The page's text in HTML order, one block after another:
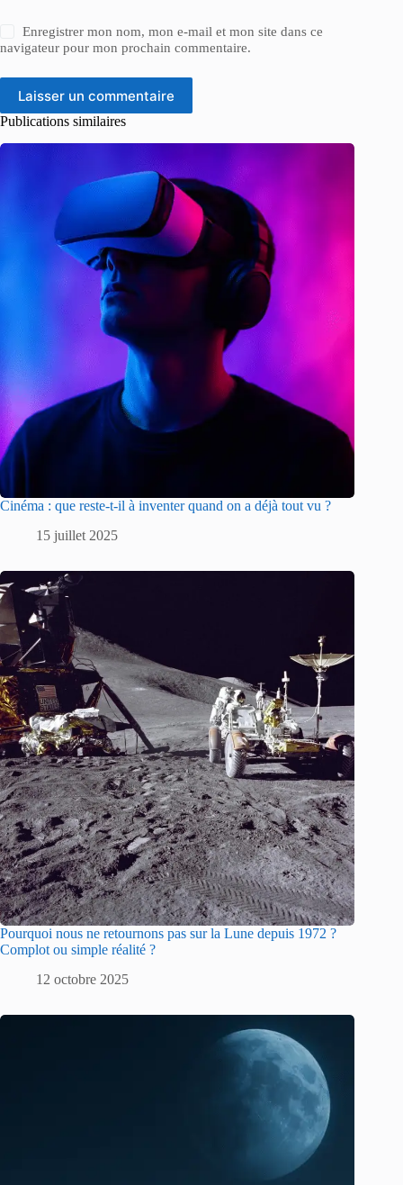
Enregistrer mon nom, mon e-mail et mon site dans ce
navigateur pour mon prochain commentaire.
Laisser un commentaire
Publications similaires
Cinéma : que reste-t-il à inventer quand on a déjà tout vu ?
15 juillet 2025
Pourquoi nous ne retournons pas sur la Lune depuis 1972 ?
Complot ou simple réalité ?
12 octobre 2025